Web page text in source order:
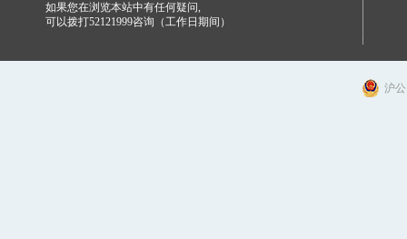
如果您在浏览本站中有任何疑问,
可以拨打52121999咨询（工作日期间）
沪公